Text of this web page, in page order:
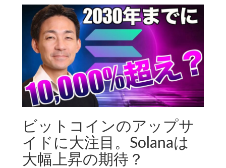
ビットコインのアップサ
イドに大注目。Solanaは
大幅上昇の期待？